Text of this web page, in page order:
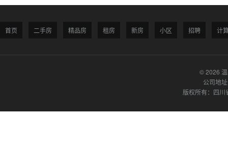
首页 二手房 精品房 租房 新房 小区 招聘 计
© 2026
公司地
版权所有：四